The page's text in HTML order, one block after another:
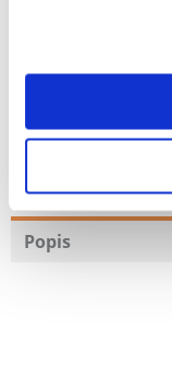
100%
Popis